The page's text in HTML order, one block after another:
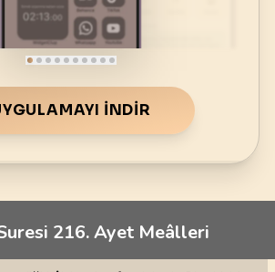
İNDIR
216. Ayet Meâlleri